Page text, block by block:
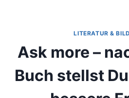
LITERATUR &
Ask more –
Buch stellst